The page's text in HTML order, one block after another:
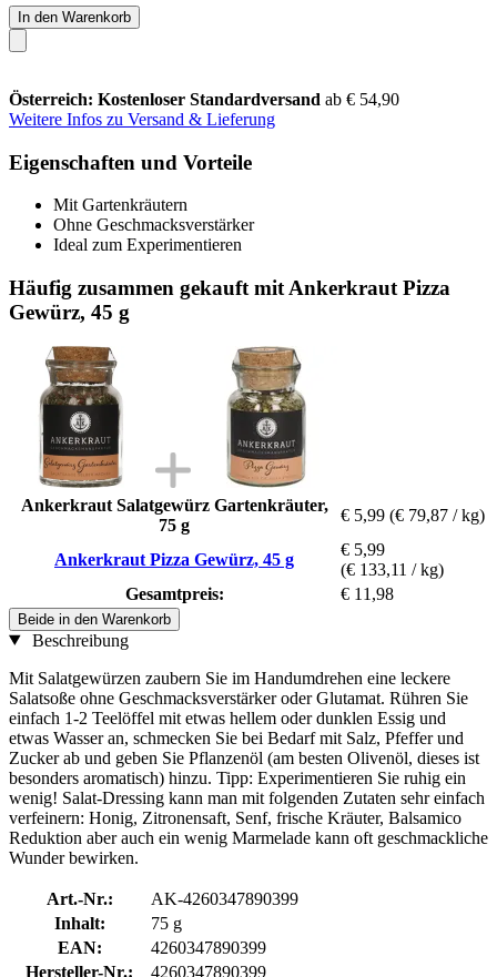
In den Warenkorb
Österreich: Kostenloser Standardversand ab € 54,90
Weitere Infos zu Versand & Lieferung
Eigenschaften und Vorteile
Mit Gartenkräutern
Ohne Geschmacksverstärker
Ideal zum Experimentieren
Häufig zusammen gekauft mit Ankerkraut Pizza
Gewürz, 45 g
Ankerkraut Salatgewürz Gartenkräuter,
75 g
€ 5,99 (€ 79,87 / kg)
Ankerkraut Pizza Gewürz, 45 g
€ 5,99
(€ 133,11 / kg)
Gesamtpreis:
€ 11,98
Beide in den Warenkorb
Beschreibung
Mit Salatgewürzen zaubern Sie im Handumdrehen eine leckere
Salatsoße ohne Geschmacksverstärker oder Glutamat. Rühren Sie
einfach 1-2 Teelöffel mit etwas hellem oder dunklen Essig und
etwas Wasser an, schmecken Sie bei Bedarf mit Salz, Pfeffer und
Zucker ab und geben Sie Pflanzenöl (am besten Olivenöl, dieses ist
besonders aromatisch) hinzu. Tipp: Experimentieren Sie ruhig ein
wenig! Salat-Dressing kann man mit folgenden Zutaten sehr einfach
verfeinern: Honig, Zitronensaft, Senf, frische Kräuter, Balsamico
Reduktion aber auch ein wenig Marmelade kann oft geschmackliche
Wunder bewirken.
Art.-Nr.:
AK-4260347890399
Inhalt:
75 g
EAN:
4260347890399
Hersteller-Nr.:
4260347890399